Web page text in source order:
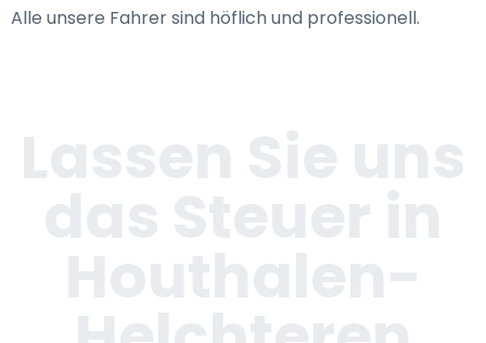
Alle unsere Fahrer sind höflich und professionell.